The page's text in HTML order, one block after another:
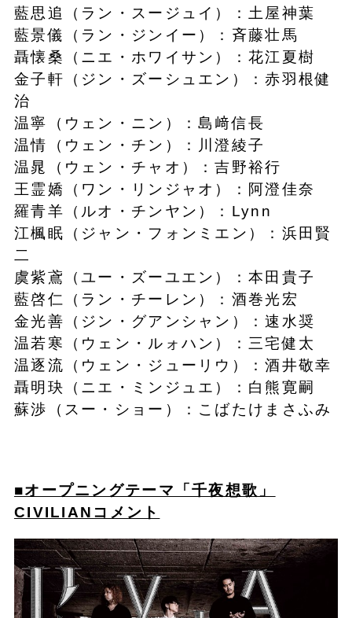
藍思追（ラン・スージュイ）：土屋神葉
藍景儀（ラン・ジンイー）：斉藤壮馬
聶懐桑（ニエ・ホワイサン）：花江夏樹
金子軒（ジン・ズーシュエン）：赤羽根健
治
温寧（ウェン・ニン）：島﨑信長
温情（ウェン・チン）：川澄綾子
温晁（ウェン・チャオ）：吉野裕行
王霊嬌（ワン・リンジャオ）：阿澄佳奈
羅青羊（ルオ・チンヤン）：Lynn
江楓眠（ジャン・フォンミエン）：浜田賢
二
虞紫鳶（ユー・ズーユエン）：本田貴子
藍啓仁（ラン・チーレン）：酒巻光宏
金光善（ジン・グアンシャン）：速水奨
温若寒（ウェン・ルォハン）：三宅健太
温逐流（ウェン・ジューリウ）：酒井敬幸
聶明玦（ニエ・ミンジュエ）：白熊寛嗣
蘇渉（スー・ショー）：こばたけまさふみ
■オープニングテーマ「千夜想歌」
CIVILIANコメント